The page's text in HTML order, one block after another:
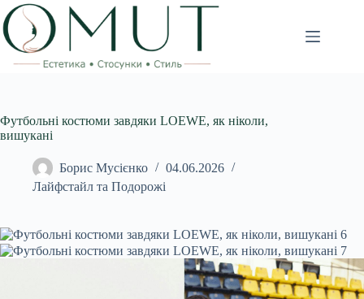
Перейти
до
вмісту
Футбольні костюми завдяки LOEWE, як ніколи,
вишукані
Борис Мусієнко
04.06.2026
Лайфстайл та Подорожі